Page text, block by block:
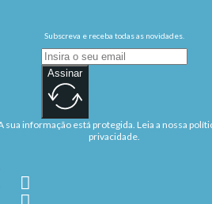
Subscreva e receba todas as novidades.
Assinar
sua informação está protegida. Leia a nossa
privacidade.